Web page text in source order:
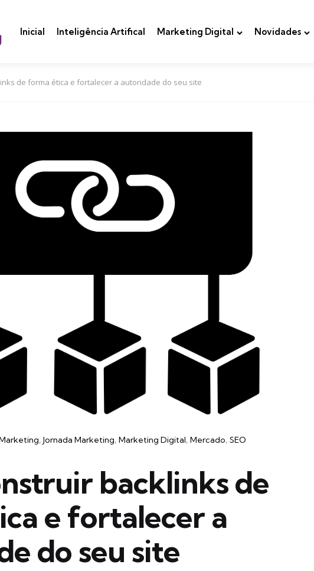
Inicial Inteligência Artifical Marketing Digital Novidades
de forma ética e fortalecer a autoridade do seu site
Jornada Marketing Marketing Digital Mercado SEO
backlinks de
e fortalecer a
do seu site